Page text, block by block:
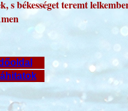
s békességet teremt